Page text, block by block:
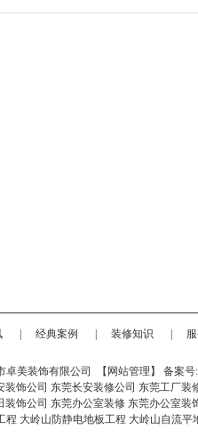
经典案例 装修知识
卓美装饰有限公司 【 网站管理 】 备案号:
装饰公司 东莞长安装修公司 东莞工厂装
装饰公司 东莞办公室装修 东莞办公室装
程 大岭山防静电地板工程 大岭山自流平